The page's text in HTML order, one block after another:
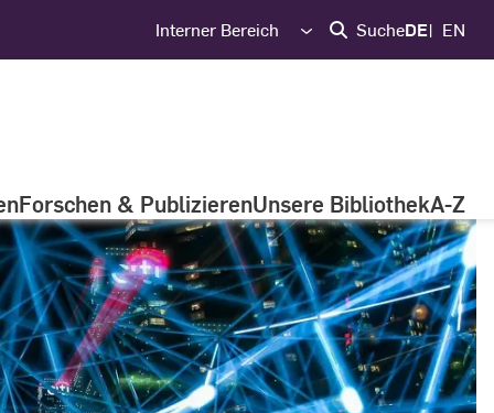
Interner Bereich SucheDE EN
Forschen & PublizierenUnsere BibliothekA-Z